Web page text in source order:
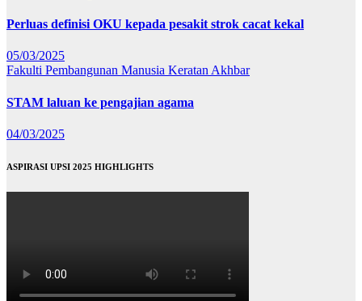
Perluas definisi OKU kepada pesakit strok cacat kekal
05/03/2025
Fakulti Pembangunan Manusia Keratan Akhbar
STAM laluan ke pengajian agama
04/03/2025
ASPIRASI UPSI 2025 HIGHLIGHTS